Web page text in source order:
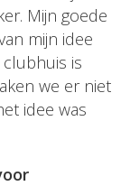
Mijn goede
mijn idee
is
we er niet
idee was